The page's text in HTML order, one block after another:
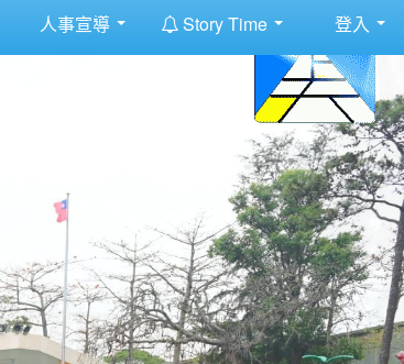
人事宣導 Story Time 登入